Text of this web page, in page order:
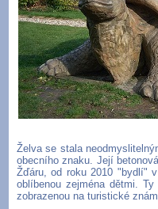
Želva se stala
obecního znaku. Její
Žďáru, od roku 2010 "bydlí"
oblíbenou zejména dětmi.
zobrazenou na turistické